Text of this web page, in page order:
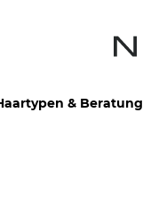
& Beratung